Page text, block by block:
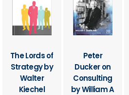
The Lords of
Strategy by
Walter
Kiechel
Peter
Ducker on
Consulting
by William A